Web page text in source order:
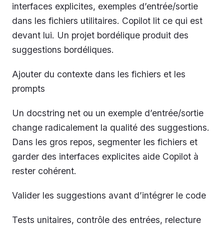
interfaces explicites, exemples d’entrée/sortie
dans les fichiers utilitaires. Copilot lit ce qui est
devant lui. Un projet bordélique produit des
suggestions bordéliques.
Ajouter du contexte dans les fichiers et les
prompts
Un docstring net ou un exemple d’entrée/sortie
change radicalement la qualité des suggestions.
Dans les gros repos, segmenter les fichiers et
garder des interfaces explicites aide Copilot à
rester cohérent.
Valider les suggestions avant d’intégrer le code
Tests unitaires, contrôle des entrées, relecture